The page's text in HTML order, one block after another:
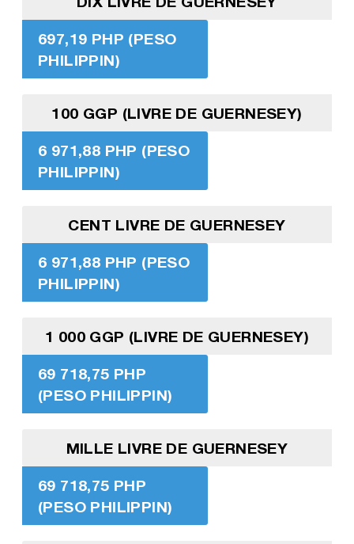
697,19 PHP (PESO
PHILIPPIN)
100 GGP (LIVRE DE GUERNESEY)
6 971,88 PHP (PESO
PHILIPPIN)
CENT LIVRE DE GUERNESEY
6 971,88 PHP (PESO
PHILIPPIN)
1 000 GGP (LIVRE DE GUERNESEY)
69 718,75 PHP
(PESO PHILIPPIN)
MILLE LIVRE DE GUERNESEY
69 718,75 PHP
(PESO PHILIPPIN)